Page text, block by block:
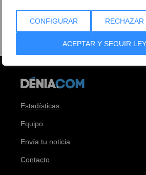
CONFIGURAR
ACEPTAR Y SEGUIR
Estadísticas
Equipo
Envía tu noticia
Contacto